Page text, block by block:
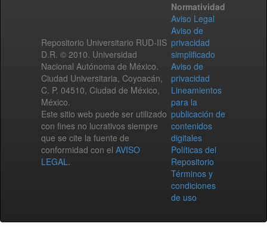
Repositorio Universitario RUD-IIS
D.R. © 2010. Universidad
Nacional Autónoma de México.
Ciudad Universitaria, Coyoacán,
C. P. 04510, Ciudad de México,
México.
Este sitio web puede ser utilizado
con fines no lucrativos siempre
que se cite la fuente de
conformidad con el AVISO
LEGAL.
Normatividad
Aviso Legal
Aviso de
privacidad
simplificado
Aviso de
privacidad
Lineamientos
para la
publicación de
contenidos
digitales
Políticas del
Repositorio
Términos y
condiciones
de uso